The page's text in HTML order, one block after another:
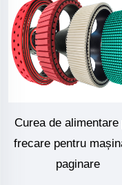
Curea de alimentare
frecare pentru
paginare